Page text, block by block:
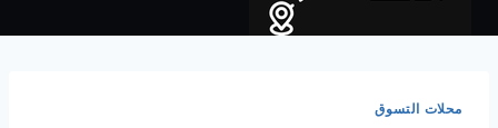
محلات التسوق